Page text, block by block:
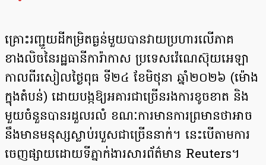
គ្រោះរញ្ជួយដីកម្រិតធ្ងន់មួយបានវាយប្រហារលើភាគ
ខាងលិចនៃរដ្ឋធានីការ៉ាកាស ប្រទេសវ៉េណេស៊ុយអេឡា
កាលពីរសៀលថ្ងៃពុធ ទី២៤ ខែមិថុនា ឆ្នាំ២០២៦ (ម៉ោង
ក្នុងតំបន់) ដោយបង្កឱ្យអគារជាច្រើនរងការខូចខាត និង
មួយចំនួនបានរដួលរលំ ខណៈការមានការព្រមានថាអាច
នឹងមានមនុស្សស្លាប់របួសជាច្រើននាក់។ នេះបើតាមការ
ចេញផ្សាយដោយទីភ្នាក់ងារសារព័ត៌មាន Reuters។